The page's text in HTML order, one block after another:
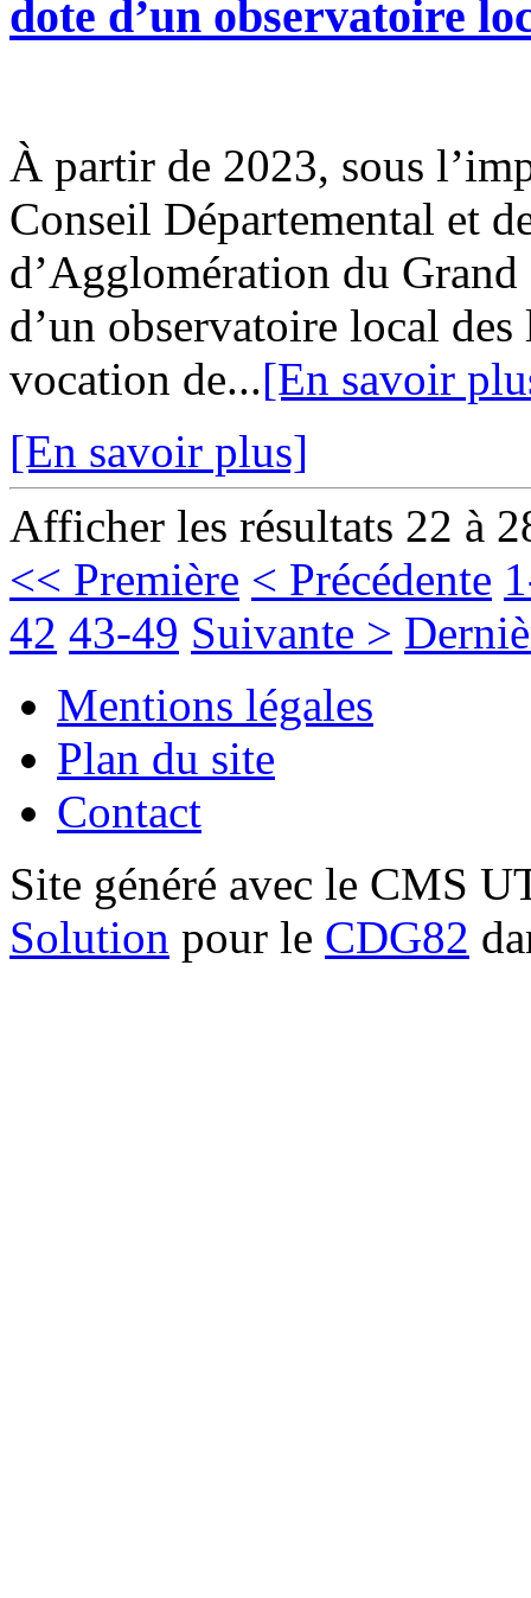
dote d’un observatoire
À partir de 2023, sous
Conseil Départemental et
d’Agglomération du
d’un observatoire local
vocation de...[En savoir
[En savoir plus]
Afficher les résultats 22 à
<< Première < Précédente
42 43-49 Suivante >
Mentions légales
Plan du site
Contact
Site généré avec le CMS
Solution pour le CDG82